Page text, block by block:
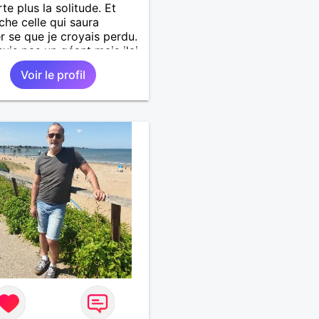
plus la solitude. Et
celle qui saura
se que je croyais perdu.
pas un géant mais j'ai
coeur. Je supporte pas
l'hypocrisie. J'aime
et l'honnêteté. Les
moi.
Voir le profil